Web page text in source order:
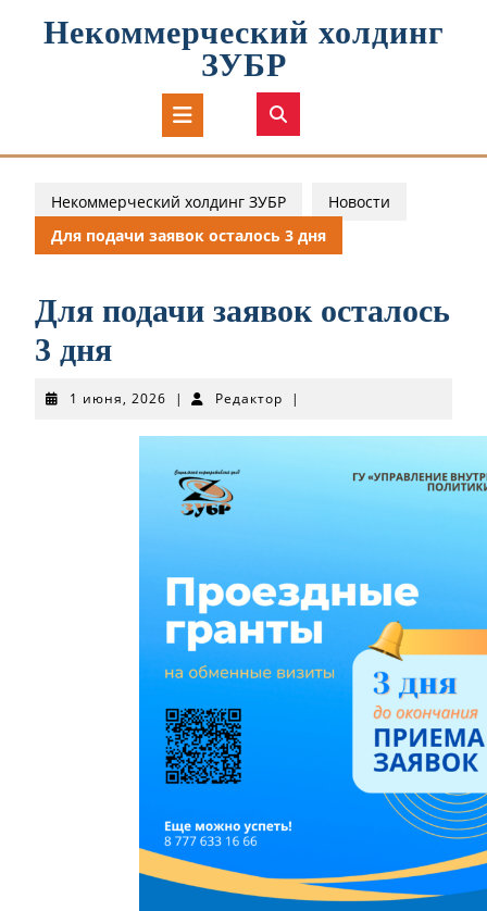
Некоммерческий холдинг
ЗУБР
Кнопка
Открыть
Некоммерческий холдинг ЗУБР
Новости
Для подачи заявок осталось 3 дня
Для подачи заявок осталось
3 дня
1 июня, 2026
2026
| Редактор Редактор
|